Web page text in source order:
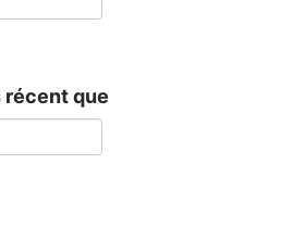
récent que